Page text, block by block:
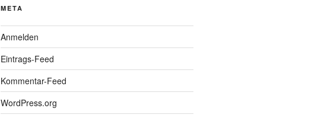
META
Anmelden
Eintrags-Feed
Kommentar-Feed
WordPress.org